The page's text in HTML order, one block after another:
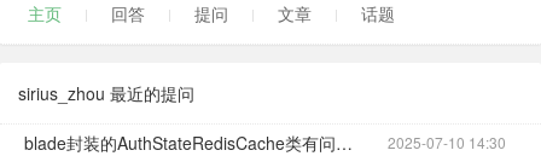
主页 回答 提问 文章 话题
sirius_zhou 最近的提问
blade封装的AuthStateRedisCache类有问题 导致第三方授权登录报错 希望引起重视 2025-07-10 14:30